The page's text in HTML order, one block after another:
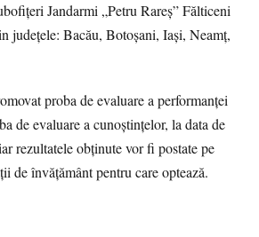
Jandarmi „Petru Rareș” Fălticeni
județele: Bacău, Botoșani, Iași, Neamț,
proba de evaluare a performanței
de evaluare a cunoștințelor, la data de
rezultatele obținute vor fi postate pe
de învățământ pentru care optează.